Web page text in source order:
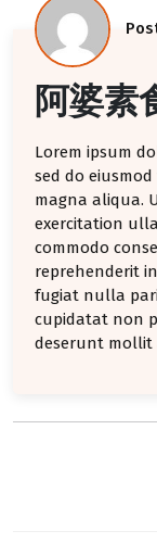
阿婆素
Lorem ipsum
sed do
magna aliqua.
exercitation
commodo
reprehenderit
fugiat nulla
cupidatat non
deserunt mollit